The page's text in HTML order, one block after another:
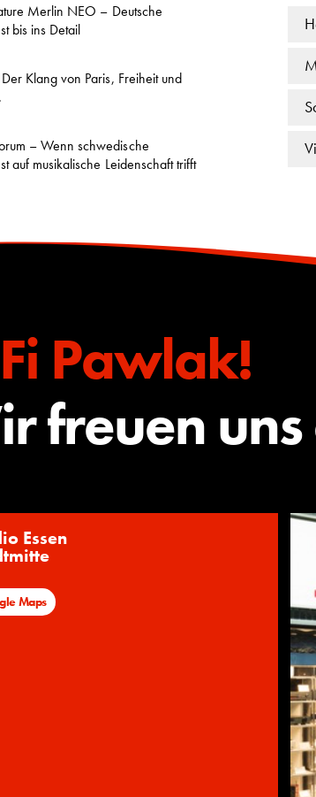
Merlin NEO – Deutsche
bis ins Detail
Klang von Paris, Freiheit und
– Wenn schwedische
auf musikalische Leidenschaft trifft
Pawlak!
freuen
Essen
Maps